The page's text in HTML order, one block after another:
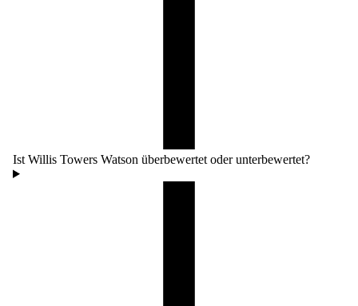
Ist Willis Towers Watson überbewertet oder unterbewertet?